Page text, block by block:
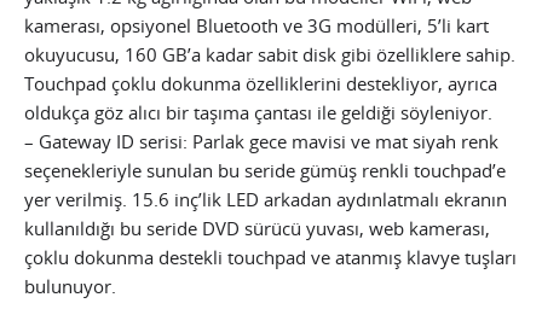
kamerası, opsiyonel Bluetooth ve 3G modülleri, 5’li kart
okuyucusu, 160 GB’a kadar sabit disk gibi özelliklere sahip.
Touchpad çoklu dokunma özelliklerini destekliyor, ayrıca
oldukça göz alıcı bir taşıma çantası ile geldiği söyleniyor.
– Gateway ID serisi: Parlak gece mavisi ve mat siyah renk
seçenekleriyle sunulan bu seride gümüş renkli touchpad’e
yer verilmiş. 15.6 inç’lik LED arkadan aydınlatmalı ekranın
kullanıldığı bu seride DVD sürücü yuvası, web kamerası,
çoklu dokunma destekli touchpad ve atanmış klavye tuşları
bulunuyor.